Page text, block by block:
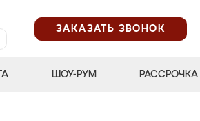
ЗАКАЗАТЬ ЗВОНОК
ШОУ-РУМ РАССРОЧКА